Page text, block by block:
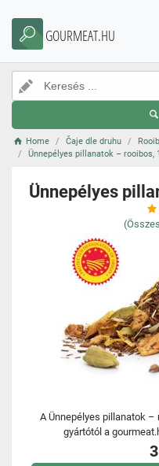
GOURMEAT.HU
Home Čaje dle druhu
Ünnepélyes pillanatok – rooibos,
Ünnepélyes
A Ünnepélyes pillanatok –
gyártótól a